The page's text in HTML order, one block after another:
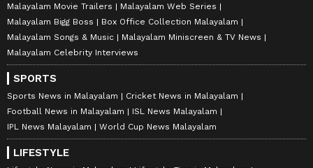
Malayalam Movie Trailers
Malayalam Web Series
Malayalam Bigg Boss
Box Office Collection Malayalam
Malayalam Songs & Music
Malayalam Miniscreen & TV News
Malayalam Celebrity Interviews
SPORTS
Sports News in Malayalam
Cricket News in Malayalam
Football News in Malayalam
ISL News Malayalam
IPL News Malayalam
World Cup News Malayalam
LIFESTYLE